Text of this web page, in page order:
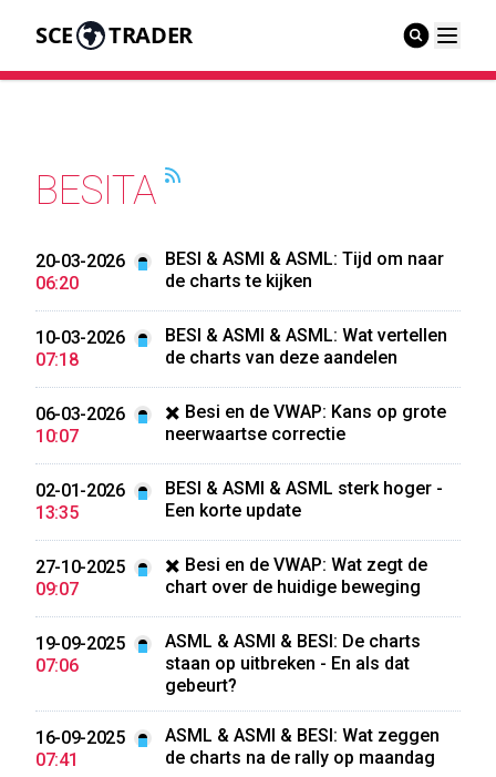
SCE TRADER
BESITA
20-03-2026
06:20
BESI & ASMI & ASML: Tijd om naar
de charts te kijken
10-03-2026
07:18
BESI & ASMI & ASML: Wat vertellen
de charts van deze aandelen
06-03-2026
10:07
✖️ Besi en de VWAP: Kans op grote
neerwaartse correctie
02-01-2026
13:35
BESI & ASMI & ASML sterk hoger -
Een korte update
27-10-2025
09:07
✖️ Besi en de VWAP: Wat zegt de
chart over de huidige beweging
19-09-2025
07:06
ASML & ASMI & BESI: De charts
staan op uitbreken - En als dat
gebeurt?
16-09-2025
07:41
ASML & ASMI & BESI: Wat zeggen
de charts na de rally op maandag